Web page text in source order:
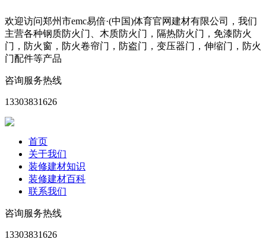
欢迎访问郑州市emc易倍·(中国)体育官网建材有限公司，我们
主营各种钢质防火门、木质防火门，隔热防火门，免漆防火
门，防火窗，防火卷帘门，防盗门，变压器门，伸缩门，防火
门配件等产品
咨询服务热线
13303831626
首页
关于我们
装修建材知识
装修建材百科
联系我们
咨询服务热线
13303831626